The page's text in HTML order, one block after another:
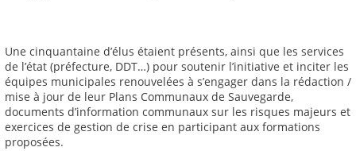
Une cinquantaine d’élus étaient présents, ainsi que les services
de l’état (préfecture, DDT…) pour soutenir l’initiative et inciter les
équipes municipales renouvelées à s’engager dans la rédaction /
mise à jour de leur Plans Communaux de Sauvegarde,
documents d’information communaux sur les risques majeurs et
exercices de gestion de crise en participant aux formations
proposées.